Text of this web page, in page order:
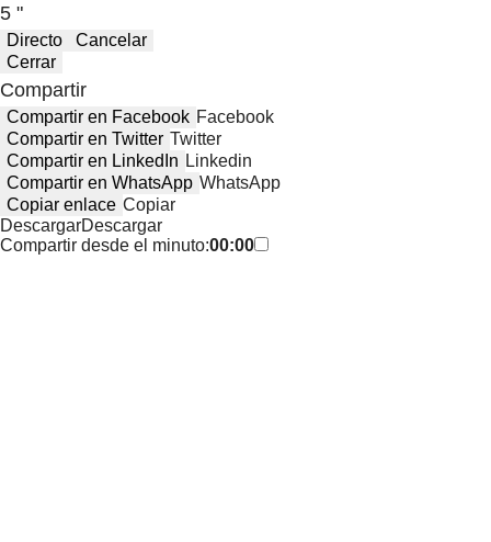
5 "
Directo
Cancelar
Cerrar
Compartir
Compartir en Facebook Facebook
Compartir en Twitter Twitter
Compartir en LinkedIn Linkedin
Compartir en WhatsApp WhatsApp
Copiar enlace Copiar
DescargarDescargar
Compartir desde el minuto:00:00